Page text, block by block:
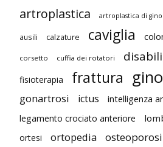
artroplastica artroplastica di
ausili calzature caviglia
corsetto cuffia dei rotatori
fisioterapia frattura
gonartrosi ictus intelligenza
legamento crociato anteriore
ortesi
ortopedia osteoporosi